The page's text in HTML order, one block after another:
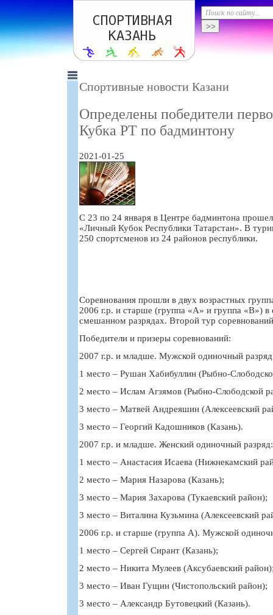
Спортивные новости Казани
Определены победители
Кубка РТ по бадминтону
2021-01-25
С 23 по 24 января в Центре бадминтона
«Личный Кубок Республики Татарстан». В
250 спортсменов из 24 районов республики.
Соревнования прошли в двух возрастных
2006 г.р. и старше (группа «А» и группа «В»)
смешанном разрядах. Второй тур
Победители и призеры соревнований:
2007 г.р. и младше. Мужской одиночный
1 место – Рушан Хабибуллин (Рыбно-
2 место – Ислам Агзямов (Рыбно-Слободской
3 место – Матвей Андреяшин (Алексеевский
3 место – Георгий Кадошников (Казань).
2007 г.р. и младше. Женский одиночный разряд:
1 место – Анастасия Исаева (Нижнекамский
2 место – Мария Назарова (Казань);
3 место – Мария Захарова (Тукаевский район);
3 место – Виталина Кузьмина (Алексеевский
2006 г.р. и старше (группа А). Мужской
1 место – Сергей Сирант (Казань);
2 место – Никита Мулеев (Аксубаевский
3 место – Иван Гущин (Чистопольский район);
3 место – Александр Бутовецкий (Казань).